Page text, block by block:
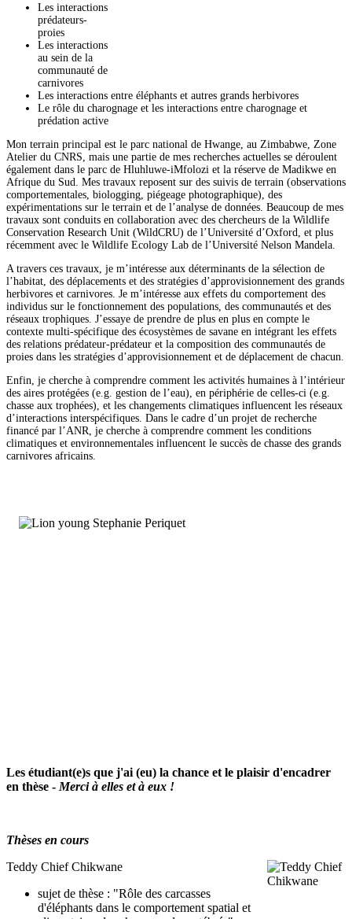
Les interactions
prédateurs-
proies
Les interactions
au sein de la
communauté de
carnivores
Les interactions entre éléphants et autres grands herbivores
Le rôle du charognage et les interactions entre charognage et
prédation active
Mon terrain principal est le parc national de Hwange, au Zimbabwe, Zone
Atelier du CNRS, mais une partie de mes recherches actuelles se déroulent
également dans le parc de Hluhluwe-iMfolozi et la réserve de Madikwe en
Afrique du Sud. Mes travaux reposent sur des suivis de terrain (observations
comportementales, biologging, piégeage photographique), des
expérimentations sur le terrain et de l’analyse de données. Beaucoup de mes
travaux sont conduits en collaboration avec des chercheurs de la Wildlife
Conservation Research Unit (WildCRU) de l’Université d’Oxford, et plus
récemment avec le Wildlife Ecology Lab de l’Université Nelson Mandela.
A travers ces travaux, je m’intéresse aux déterminants de la sélection de
l’habitat, des déplacements et des stratégies d’approvisionnement des grands
herbivores et carnivores. Je m’intéresse aux effets du comportement des
individus sur le fonctionnement des populations, des communautés et des
réseaux trophiques. J’essaye de prendre de plus en plus en compte le
contexte multi-spécifique des écosystèmes de savane en intégrant les effets
des relations prédateur-prédateur et la composition des communautés de
proies dans les stratégies d’approvisionnement et de déplacement de chacun.
Enfin, je cherche à comprendre comment les activités humaines à l’intérieur
des aires protégées (e.g. gestion de l’eau), en périphérie de celles-ci (e.g.
chasse aux trophées), et les changements climatiques influencent les réseaux
d’interactions interspécifiques. Dans le cadre d’un projet de recherche
financé par l’ANR, je cherche à comprendre comment les conditions
climatiques et environnementales influencent le succès de chasse des grands
carnivores africains.
Les étudiant(e)s que j'ai (eu) la chance et le plaisir d'encadrer
en thèse - Merci à elles et à eux !
Thèses en cours
Teddy Chief Chikwane
sujet de thèse : "Rôle des carcasses
d'éléphants dans le comportement spatial et